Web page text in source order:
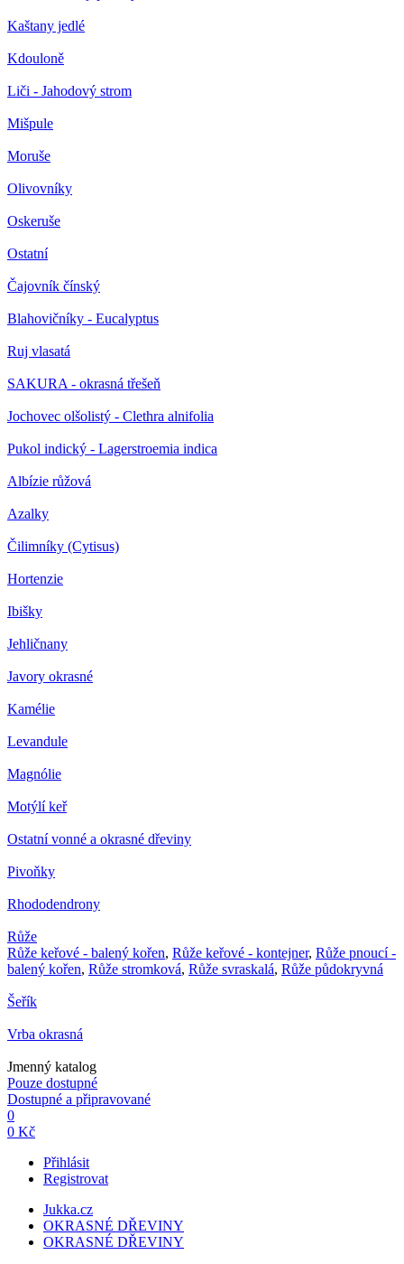
Kaštany jedlé
Kdouloně
Liči - Jahodový strom
Mišpule
Moruše
Olivovníky
Oskeruše
Ostatní
Čajovník čínský
Blahovičníky - Eucalyptus
Ruj vlasatá
SAKURA - okrasná třešeň
Jochovec olšolistý - Clethra alnifolia
Pukol indický - Lagerstroemia indica
Albízie růžová
Azalky
Čilimníky (Cytisus)
Hortenzie
Ibišky
Jehličnany
Javory okrasné
Kamélie
Levandule
Magnólie
Motýlí keř
Ostatní vonné a okrasné dřeviny
Pivoňky
Rhododendrony
Růže
Růže keřové - balený kořen, Růže keřové - kontejner, Růže pnoucí -
balený kořen, Růže stromková, Růže svraskalá, Růže půdokryvná
Šeřík
Vrba okrasná
Jmenný katalog
Pouze dostupné
Dostupné a připravované
0
0 Kč
Přihlásit
Registrovat
Jukka.cz
OKRASNÉ DŘEVINY
OKRASNÉ DŘEVINY